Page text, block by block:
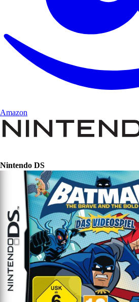
Amazon
Nintendo DS